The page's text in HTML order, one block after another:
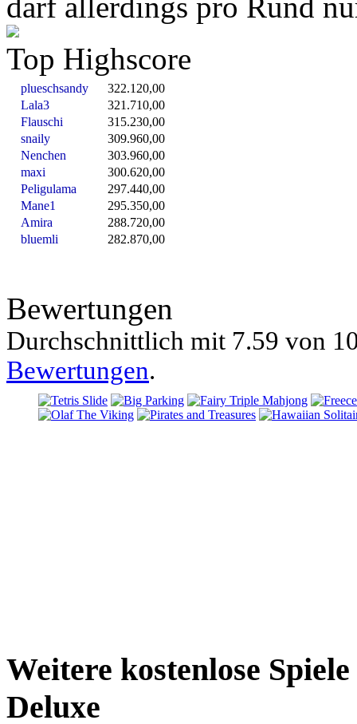
Top Highscore
plueschsandy
322.120,00
Lala3
321.710,00
Flauschi
315.230,00
snaily
309.960,00
Nenchen
303.960,00
maxi
300.620,00
Peligulama
297.440,00
Mane1
295.350,00
Amira
288.720,00
bluemli
282.870,00
Bewertungen
Durchschnittlich mit 7.59 von
Bewertungen.
Weitere kostenlose
Deluxe